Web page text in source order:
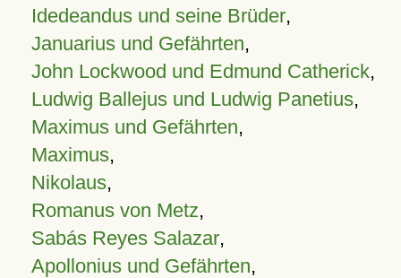
Idedeandus und seine Brüder,
Januarius und Gefährten,
John Lockwood und Edmund Catherick,
Ludwig Ballejus und Ludwig Panetius,
Maximus und Gefährten,
Maximus,
Nikolaus,
Romanus von Metz,
Sabás Reyes Salazar,
Apollonius und Gefährten,